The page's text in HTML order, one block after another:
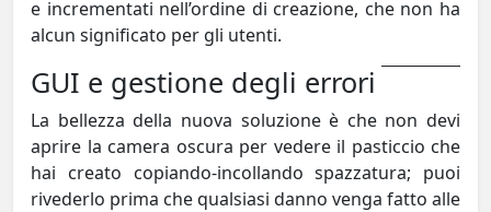
e incrementati nell’ordine di creazione, che non ha
alcun significato per gli utenti.
GUI e gestione degli errori
La bellezza della nuova soluzione è che non devi
aprire la camera oscura per vedere il pasticcio che
hai creato copiando-incollando spazzatura; puoi
rivederlo prima che qualsiasi danno venga fatto alle